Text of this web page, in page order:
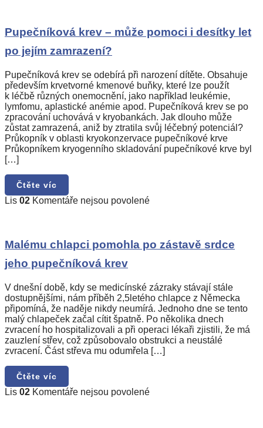
Pupečníková
krev
pomoci
i
desítky
let
po
jejím
zamrazení?
Pupečníková krev – může pomoci i desítky let
po jejím zamrazení?
Pupečníková krev se odebírá při narození dítěte. Obsahuje
především krvetvorné kmenové buňky, které lze použít
k léčbě různých onemocnění, jako například leukémie,
lymfomu, aplastické anémie apod. Pupečníková krev se po
zpracování uchovává v kryobankách. Jak dlouho může
zůstat zamrazená, aniž by ztratila svůj léčebný potenciál?
Průkopník v oblasti kryokonzervace pupečníkové krve
Průkopníkem kryogenního skladování pupečníkové krve byl
[…]
Čtěte víc
Lis 02 Komentáře nejsou povolenéu
Malému
chlapci
zástavě
srdce
jeho
pupečníková
krev
Malému chlapci pomohla po zástavě srdce
jeho pupečníková krev
V dnešní době, kdy se medicínské zázraky stávají stále
dostupnějšími, nám příběh 2,5letého chlapce z Německa
připomíná, že naděje nikdy neumírá. Jednoho dne se tento
malý chlapeček začal cítit špatně. Po několika dnech
zvracení ho hospitalizovali a při operaci lékaři zjistili, že má
zauzlení střev, což způsobovalo obstrukci a neustálé
zvracení. Část střeva mu odumřela […]
Čtěte víc
Lis 02 Komentáře nejsou povolenéu